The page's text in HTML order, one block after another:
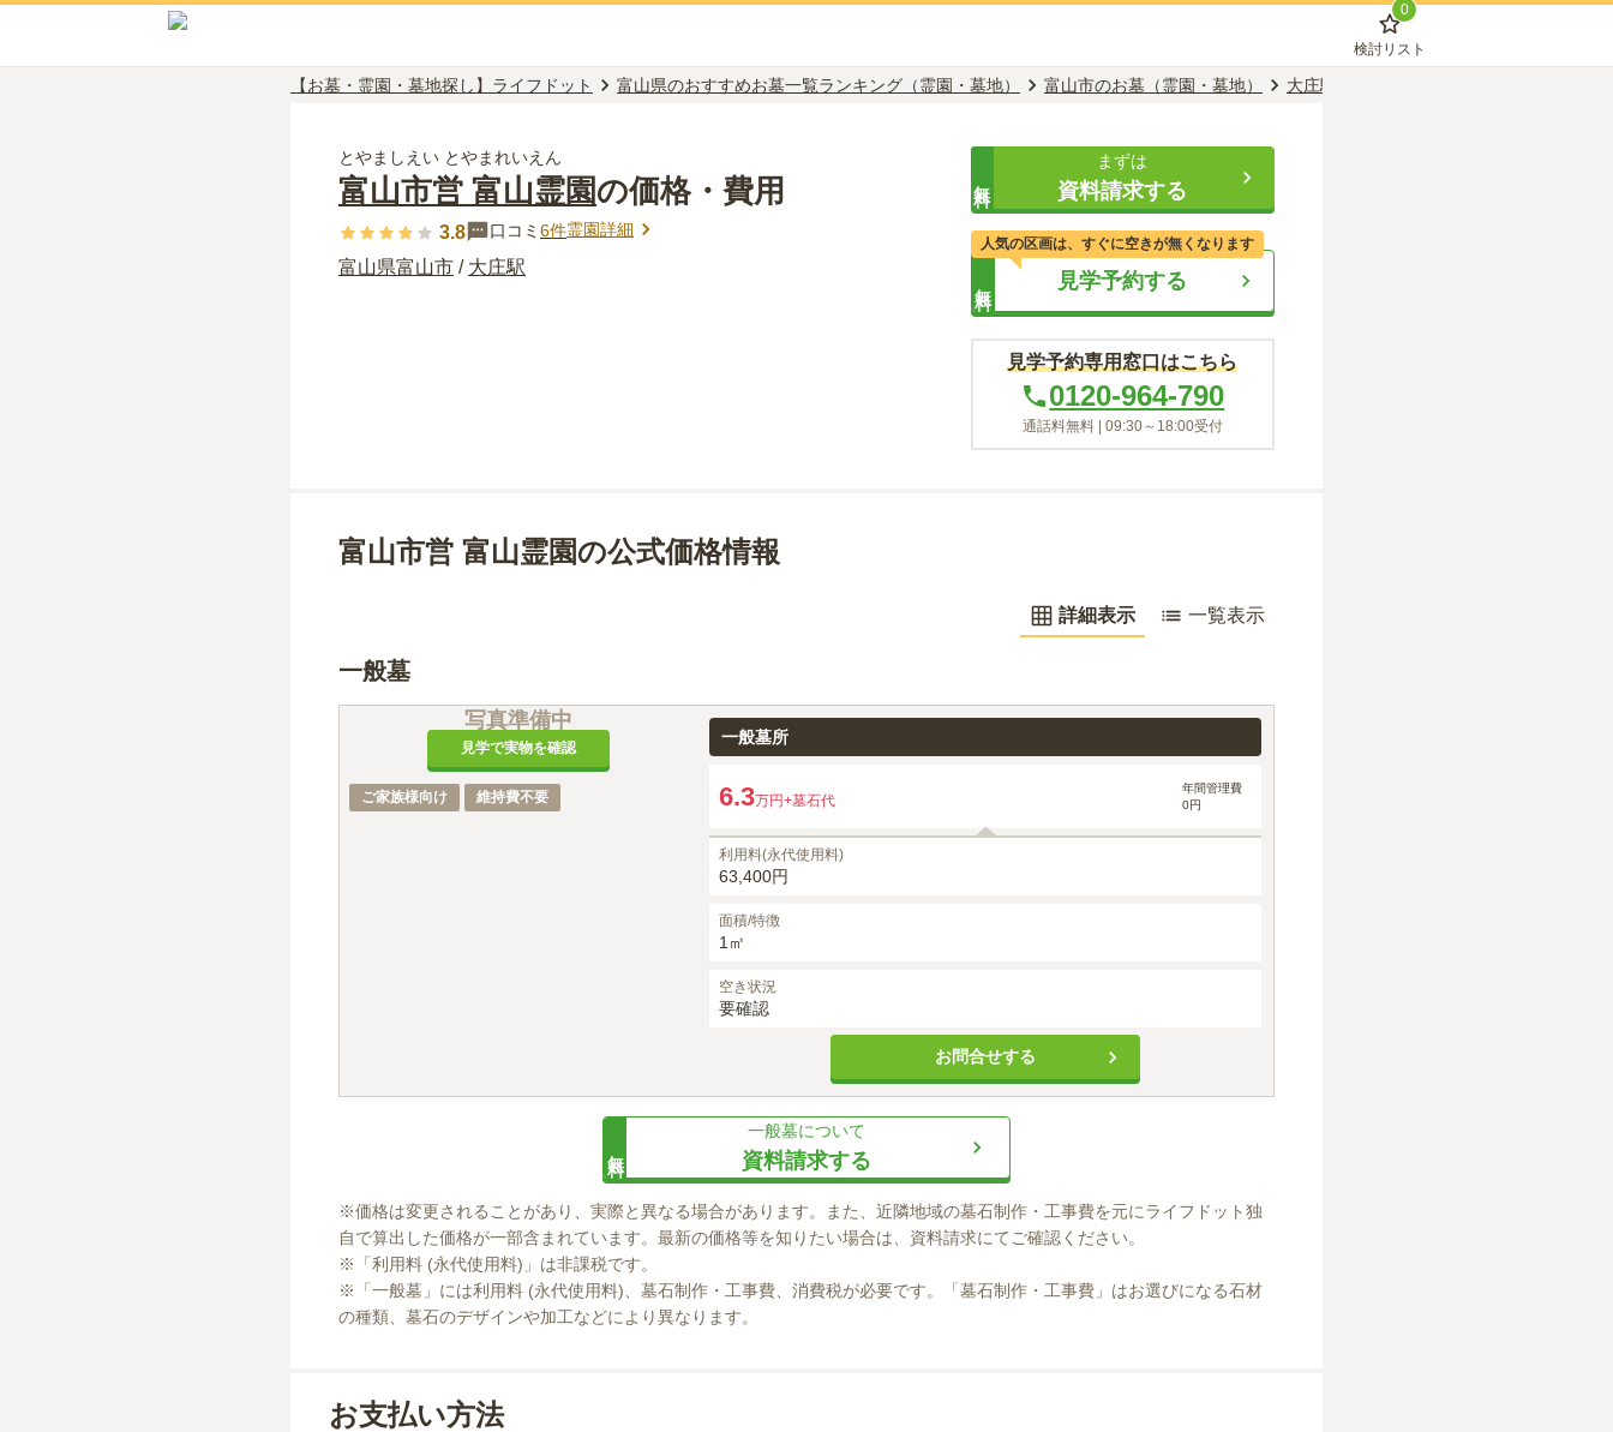
0
検討リスト
【お墓・霊園・墓地探し】ライフドット 富山県のおすすめお墓一覧ランキング（霊園・墓地） 富山市のお墓（霊園・墓地） 大庄駅のお墓（霊園・墓地）
とやましえい とやまれいえん
富山市営 富山霊園の価格・費用
3.8 口コミ 6件霊園詳細
富山県富山市 / 大庄駅
まずは
資料請求する
見学予約する
人気の区画は、すぐに空きが無くなります
見学予約専用窓口はこちら
0120-964-790
通話料無料 | 09:30～18:00受付
富山市営 富山霊園の公式価格情報
詳細表示 一覧表示
一般墓
写真準備中
見学で実物を確認
ご家族様向け 維持費不要
一般墓所
6.3万円+墓石代
年間管理費
0円
利用料(永代使用料)
63,400円
面積/特徴
1㎡
空き状況
要確認
お問合せする
一般墓について
資料請求する
※価格は変更されることがあり、実際と異なる場合があります。また、近隣地域の墓石制作・工事費を元にライフドット独
自で算出した価格が一部含まれています。最新の価格等を知りたい場合は、資料請求にてご確認ください。
※「利用料 (永代使用料)」は非課税です。
※「一般墓」には利用料 (永代使用料)、墓石制作・工事費、消費税が必要です。「墓石制作・工事費」はお選びになる石材
の種類、墓石のデザインや加工などにより異なります。
お支払い方法